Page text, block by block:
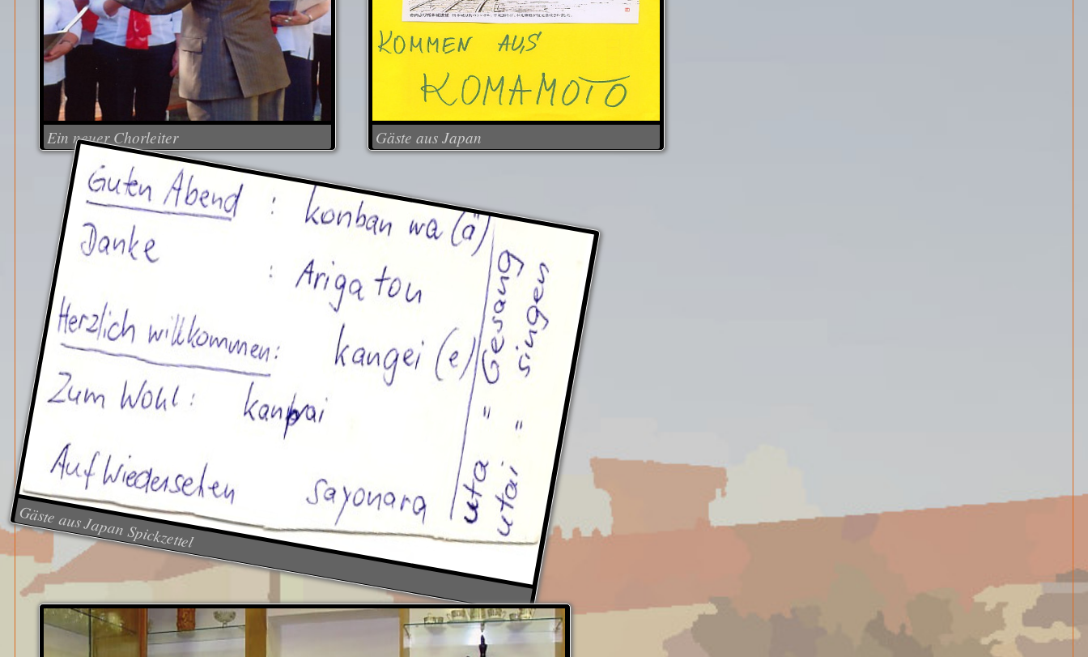
Ein neuer Chorleiter Gäste aus Japan
Gäste aus Japan Spickzettel